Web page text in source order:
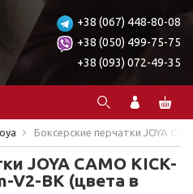
+38 (067) 448-80-08
+38 (050) 499-75-75
+38 (093) 072-49-35
Боксерские перчатки JOYA
JOYA CAMO KICK-
V2-BK (цвета в